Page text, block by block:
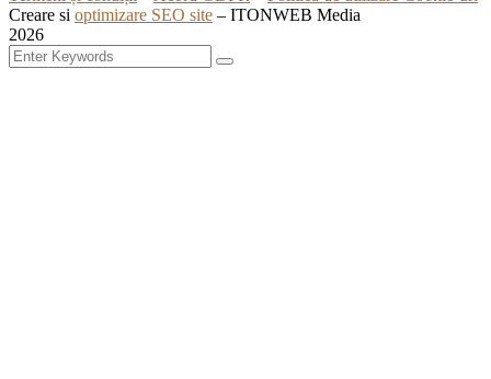
Creare si optimizare SEO site – ITONWEB Media
2026